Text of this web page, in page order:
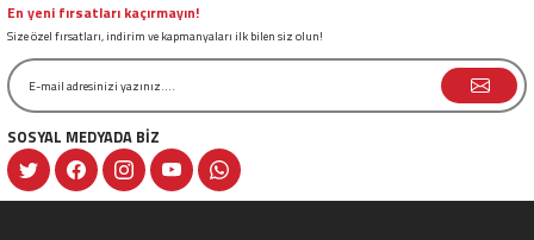
Bu ürüne benzer farklı alternatifler olmalı.
En yeni fırsatları kaçırmayın!
Size özel fırsatları, indirim ve kapmanyaları ilk bilen siz olun!
SOSYAL MEDYADA BİZ